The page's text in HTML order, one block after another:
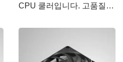
CPU 쿨러입니다. 고품질